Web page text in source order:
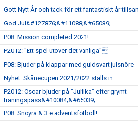
Gott Nytt År och tack för ett fantastiskt år
God Jul&#127876;&#11088;&#65039;
P08: Mission completed 2021!
P2012: ”Ett spel utöver det vanliga”
P08: Bjuder på klappar med guldsvart julsnöre
Nyhet: Skånecupen 2021/2022 ställs in
P2012: Oscar bjuder på ”Julfika” efter grymt
träningspass&#10084;&#65039;
P08: Snöyra & 3:e adventsfotboll!